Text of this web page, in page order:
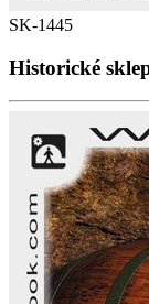
SK-1445
Historické